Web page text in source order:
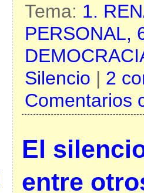
Tema: 1.
PERSONAL,
Silencio | 2
Comentarios
El
entre